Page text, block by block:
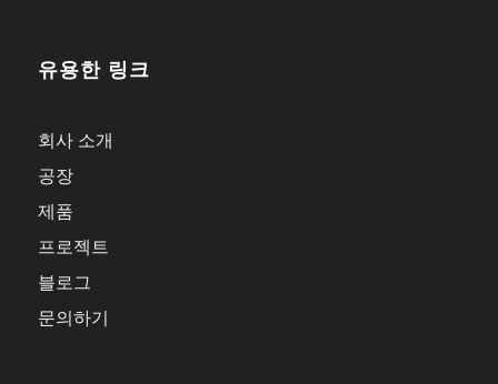
유용한 링크
회사 소개
공장
제품
프로젝트
블로그
문의하기